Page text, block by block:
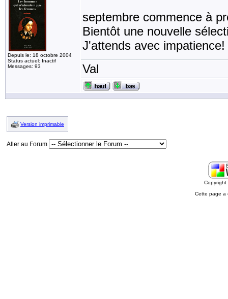
Depuis le: 18 octobre 2004
Status actuel: Inactif
Messages: 93
septembre commence à
Bientôt une nouvelle
J'attends avec impatience!
Val
Version imprimable
Aller au Forum
Cette page a